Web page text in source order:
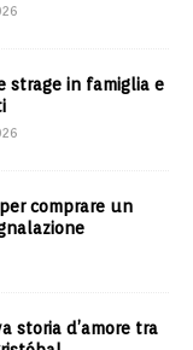
strage in famiglia e
comprare un
storia d’amore tra